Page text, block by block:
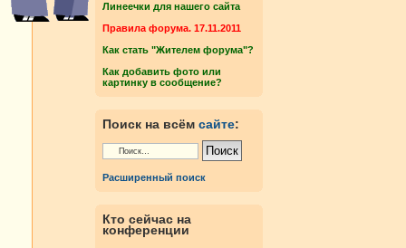
Линеечки для нашего сайта
Правила форума. 17.11.2011
Как стать "Жителем форума"?
Как добавить фото или
картинку в сообщение?
Поиск на всём сайте:
Расширенный поиск
Кто сейчас на
конференции